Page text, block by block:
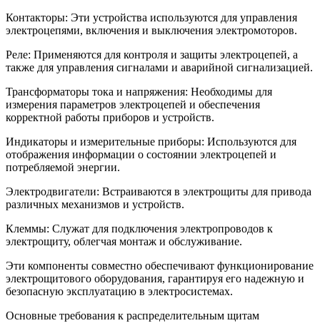
Контакторы: Эти устройства используются для управления
электроцепями, включения и выключения электромоторов.
Реле: Применяются для контроля и защиты электроцепей, а
также для управления сигналами и аварийной сигнализацией.
Трансформаторы тока и напряжения: Необходимы для
измерения параметров электроцепей и обеспечения
корректной работы приборов и устройств.
Индикаторы и измерительные приборы: Используются для
отображения информации о состоянии электроцепей и
потребляемой энергии.
Электродвигатели: Встраиваются в электрощиты для привода
различных механизмов и устройств.
Клеммы: Служат для подключения электропроводов к
электрощиту, облегчая монтаж и обслуживание.
Эти компоненты совместно обеспечивают функционирование
электрощитового оборудования, гарантируя его надежную и
безопасную эксплуатацию в электросистемах.
Основные требования к распределительным щитам